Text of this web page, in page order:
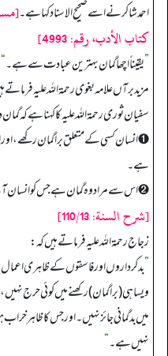
احمد شاکر نے اسے صحیح الاسناد کہا ہے۔
كتاب الأدب، رقم: 4993]
”یقیناً اچھا گمان بہترین عبادت سے ہے۔“
مزید برآں علامہ بغوی رحمة الله عليه
سفیان ثوری رحمة الله عليه کا کہنا ہے کہ
➊ انسان کسی کے متعلق برا گمان رکھے،
ہے۔
➋ اس سے مراد وہ گمان ہے جس کو انسان
[شرح السنة: 110/13]
زجاج رحمة الله عليه فرماتے ہیں کہ:
”بدکرداروں اور فاسقوں کے ظاہری
ویسا ہی (برا گمان) رکھنے میں کوئی حرج
میں بدگمانی جائز نہیں۔ اور جس کا ظاہر
نہیں ہے۔“